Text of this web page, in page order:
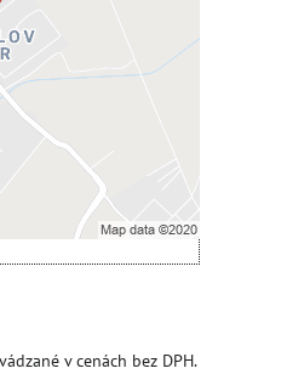
s druhom
novom okne
v cenách bez DPH.